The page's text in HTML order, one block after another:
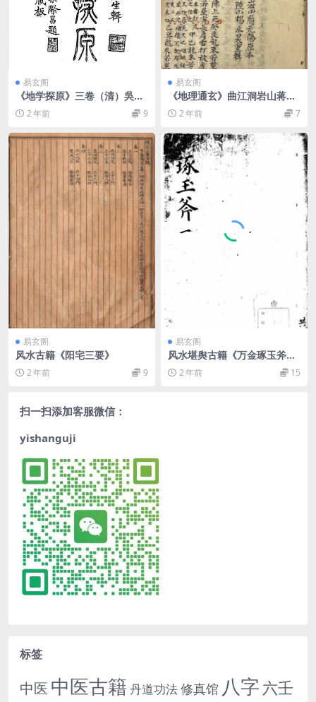
易玄阁
《地学探原》三卷（清）吳承
立輯 清光緒
2 年前 9
易玄阁
《地理通玄》曲江洞岩山蒋元
阳原本
2 年前 7
易玄阁
风水古籍《阳宅三要》
2 年前 9
易玄阁
风水堪舆古籍《万金琢玉斧》
十卷2 年前 15
扫一扫添加客服微信：
yishanguji
标签
中医 中医古籍 丹道功法修真馆 八字 六壬